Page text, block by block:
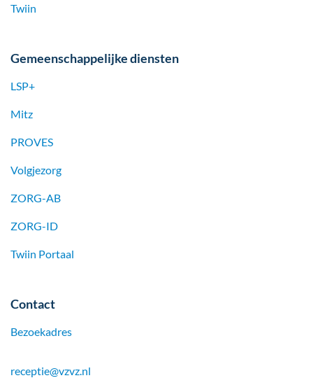
Twiin
Gemeenschappelijke diensten
LSP+
Mitz
PROVES
Volgjezorg
ZORG-AB
ZORG-ID
Twiin Portaal
Contact
Bezoekadres
receptie@vzvz.nl